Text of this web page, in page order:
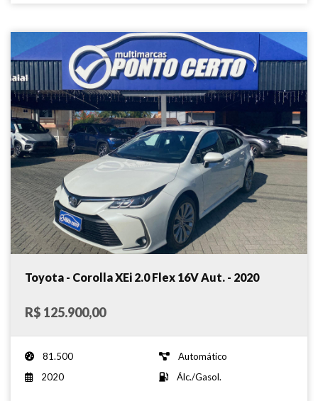
Toyota - Corolla XEi 2.0 Flex 16V Aut. - 2020
R$ 125.900,00
81.500
Automático
2020
Álc./Gasol.